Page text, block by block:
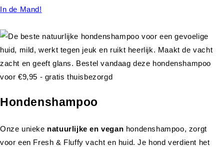
In de Mand!
Hondenshampoo
Onze unieke natuurlijke en vegan hondenshampoo, zorgt
voor een Fresh & Fluffy vacht en huid. Je hond verdient het